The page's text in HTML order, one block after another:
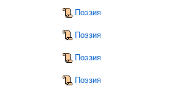
Поэзия
Поэзия
Поэзия
Поэзия